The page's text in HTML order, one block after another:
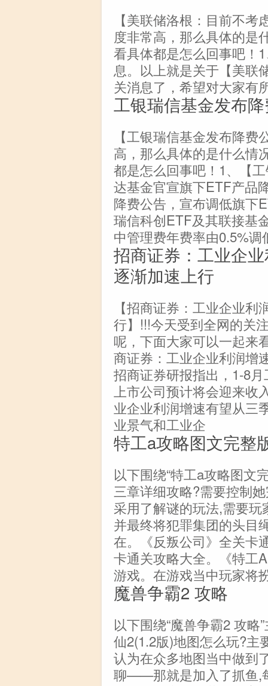
【美联储洛根：目前不
度非常高，那么具体的是
看具体都是怎么回事吧！
息。以上就是关于【美联
关消息了，希望对大家有
工银瑞信基金发布
【工银瑞信基金发布降
高，那么具体的是什么情
都是怎么回事吧！1、【
达基金官宣旗下ETF产品
降费公告，宣布调低旗下
瑞信科创ETF及其联接基
中管理费年费率由0.5%
招商证券：工业企
逐渐加速上行
【招商证券：工业企业
行】!!!今天受到全网的关
呢，下面大家可以一起来
商证券：工业企业利润增
招商证券研报指出，1-8
上市公司预计将会迎来
业企业利润增速有望从三
业景气和工业企
特工a攻略图文完整
以下围绕“特工a攻略图文
三章详细攻略?需要控制
采用了解谜的玩法,需要
并最终将犯罪集团的头目
在。《反叛公司》全关卡
卡通关攻略大全。《特工
游戏。在游戏当中玩家将
魔兽争霸2 攻略
以下围绕“魔兽争霸2 攻
仙2(1.2版)地图怎么玩?主
认为在众多地图当中做到
聊——那就是加入了抓鱼,